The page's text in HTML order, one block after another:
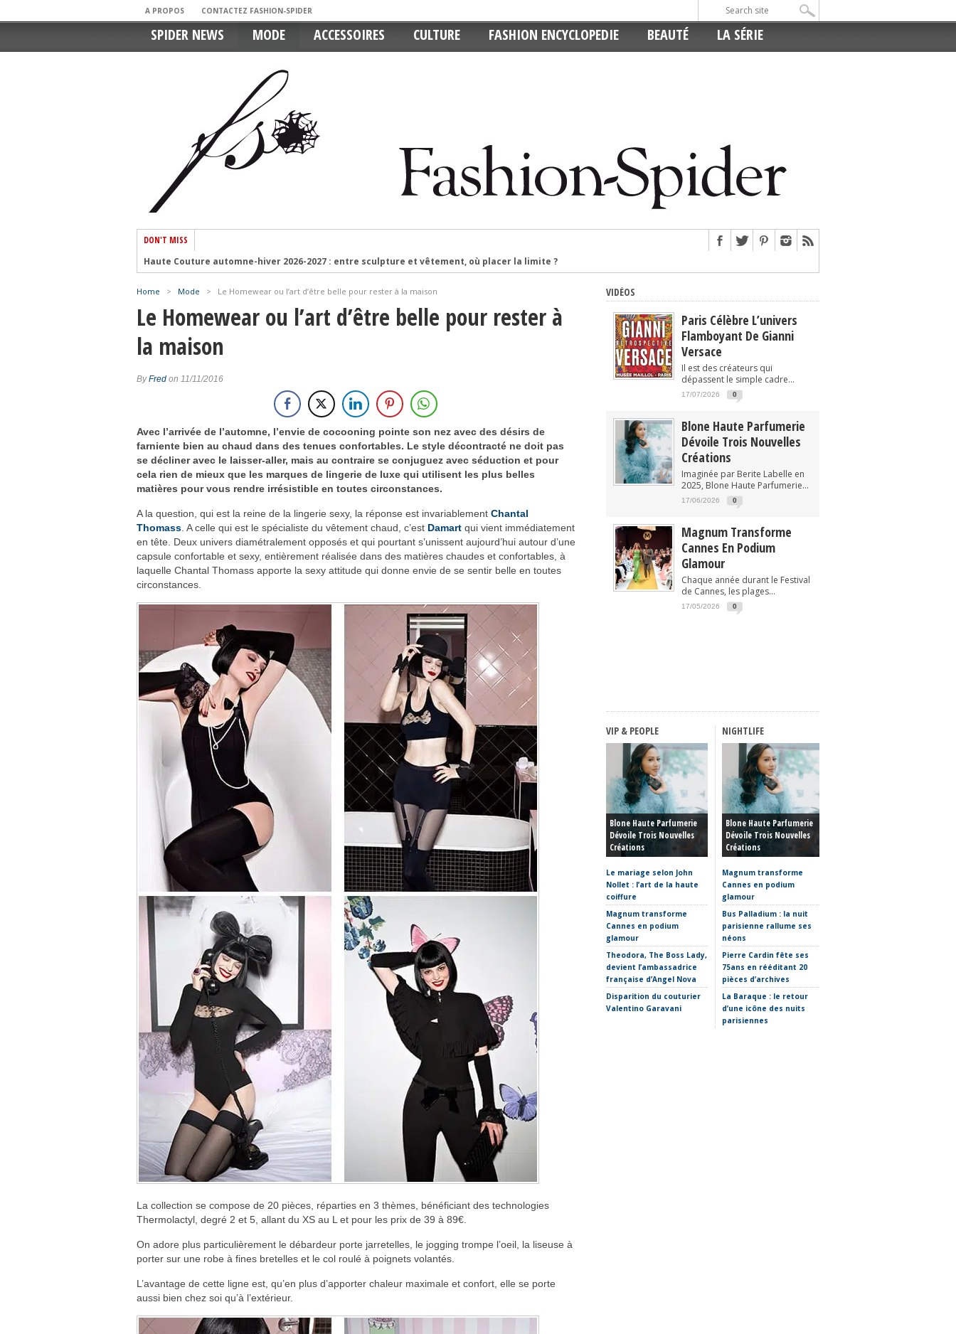
A PROPOS CONTACTEZ FASHION-SPIDER
SPIDER NEWS MODE ACCESSOIRES CULTURE FASHION ENCYCLOPEDIE BEAUTÉ LA SÉRIE
DON'T MISS
Haute Couture automne-hiver 2026-2027 : entre sculpture et vêtement, où placer la limite ?
Paris célèbre l’univers flamboyant de Gianni Versace
Une vision estivale signée Ludovic de Saint Sernin
Chanel renforce son patrimoine avec l’acquisition de Charvet
Avec « Icônes », On Aura Tout Vu revisite ses créations les plus emblématiques
Fin de l’ère Dossena chez Rabanne
Haute Couture automne-hiver 2026-2027 : entre rêve, prouesse technique et retour au vêtement
Home > Mode > Le Homewear ou l’art d’être belle pour rester à la maison
Le Homewear ou l’art d’être belle pour rester à
la maison
ByFred on 11/11/2016
Avec l’arrivée de l’automne, l’envie de cocooning pointe son nez avec des désirs de
farniente bien au chaud dans des tenues confortables. Le style décontracté ne doit pas
se décliner avec le laisser-aller, mais au contraire se conjuguez avec séduction et pour
cela rien de mieux que les marques de lingerie de luxe qui utilisent les plus belles
matières pour vous rendre irrésistible en toutes circonstances.
A la question, qui est la reine de la lingerie sexy, la réponse est invariablement Chantal
Thomass A celle qui est le spécialiste du vêtement chaud, c’est Damart qui vient immédiatement
en tête. Deux univers diamétralement opposés et qui pourtant s’unissent aujourd’hui autour d’une
capsule confortable et sexy, entièrement réalisée dans des matières chaudes et confortables, à
laquelle Chantal Thomass apporte la sexy attitude qui donne envie de se sentir belle en toutes
circonstances.
La collection se compose de 20 pièces, réparties en 3 thèmes, bénéficiant des technologies
Thermolactyl, degré 2 et 5, allant du XS au L et pour les prix de 39 à 89€.
On adore plus particulièrement le débardeur porte jarretelles, le jogging trompe l’oeil, la liseuse à
porter sur une robe à fines bretelles et le col roulé à poignets volantés.
L’avantage de cette ligne est, qu’en plus d’apporter chaleur maximale et confort, elle se porte
aussi bien chez soi qu’à l’extérieur.
VIDÉOS
Paris Célèbre L’univers
Flamboyant De Gianni
Versace
Il est des créateurs qui
dépassent le simple cadre...
17/07/2026 0
Blone Haute Parfumerie
Dévoile Trois Nouvelles
Créations
Imaginée par Berite Labelle en
2025, Blone Haute Parfumerie...
17/06/2026 0
Magnum Transforme
Cannes En Podium
Glamour
Chaque année durant le Festival
de Cannes, les plages...
17/05/2026 0
VIP & PEOPLE
Blone Haute Parfumerie
Dévoile Trois Nouvelles
Créations
Le mariage selon John
Nollet : l’art de la haute
coiffure
Magnum transforme
Cannes en podium
glamour
Theodora, The Boss Lady,
devient l’ambassadrice
française d’Angel Nova
Disparition du couturier
Valentino Garavani
NIGHTLIFE
Blone Haute Parfumerie
Dévoile Trois Nouvelles
Créations
Magnum transforme
Cannes en podium
glamour
Bus Palladium : la nuit
parisienne rallume ses
néons
Pierre Cardin fête ses
75ans en rééditant 20
pièces d’archives
La Baraque : le retour
d’une icône des nuits
parisiennes